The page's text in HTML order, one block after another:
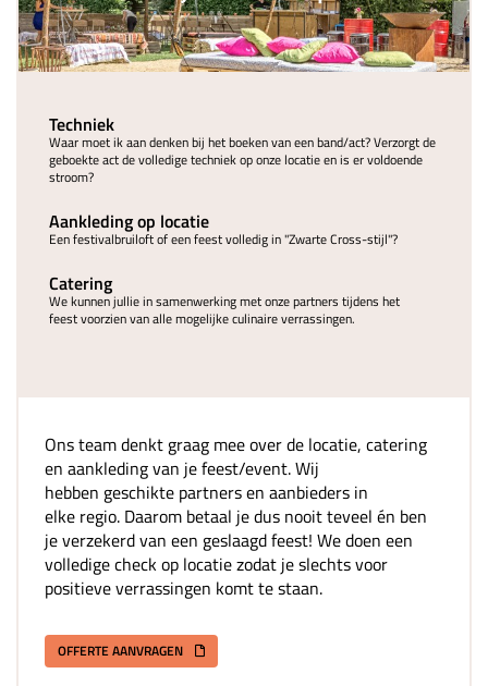
Techniek
Waar moet ik aan denken bij het boeken van een band/act? Verzorgt de
geboekte act de volledige techniek op onze locatie en is er voldoende
stroom?
Aankleding op locatie
Een festivalbruiloft of een feest volledig in "Zwarte Cross-stijl"?
Catering
We kunnen jullie in samenwerking met onze partners tijdens het
feest voorzien van alle mogelijke culinaire verrassingen.
Ons team denkt graag mee over de locatie, catering
en aankleding van je feest/event. Wij
hebben geschikte partners en aanbieders in
elke regio. Daarom betaal je dus nooit teveel én ben
je verzekerd van een geslaagd feest! We doen een
volledige check op locatie zodat je slechts voor
positieve verrassingen komt te staan.
OFFERTE AANVRAGEN